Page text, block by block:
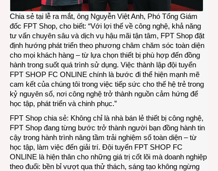
Chia sẻ tại lễ ra mắt, ông Nguyễn Việt Anh, Phó Tổng Giám
đốc FPT Shop, cho biết: “Với lợi thế về công nghệ, khả năng
tư vấn chuyên sâu và dịch vụ hậu mãi tận tâm, FPT Shop đặt
định hướng phát triển theo phương châm chăm sóc toàn diện
cho mọi khách hàng – từ lựa chọn thiết bị phù hợp đến đồng
hành trong suốt quá trình sử dụng. Việc thành lập đội tuyển
FPT SHOP FC ONLINE chính là bước đi thể hiện mạnh mẽ
cam kết của chúng tôi trong việc tiếp sức cho thế hệ trẻ trong
kỷ nguyên số, nơi công nghệ trở thành nguồn cảm hứng để
học tập, phát triển và chinh phục.”
FPT Shop chia sẻ: Không chỉ là nhà bán lẻ thiết bị công nghệ,
FPT Shop đang từng bước trở thành người bạn đồng hành tin
cậy trong hành trình nâng tầm trải nghiệm số toàn diện – từ
học tập, làm việc đến giải trí. Đội tuyển FPT SHOP FC
ONLINE là hiện thân cho những giá trị cốt lõi mà doanh nghiệp
theo đuổi: bền bỉ vượt qua thử thách, sáng tạo không ngừng